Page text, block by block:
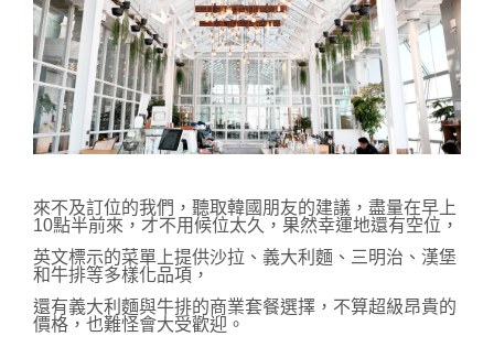
來不及訂位的我們，聽取韓國朋友的建議，盡量在早上
10點半前來，才不用候位太久，果然幸運地還有空位，
英文標示的菜單上提供沙拉、義大利麵、三明治、漢堡
和牛排等多樣化品項，
還有義大利麵與牛排的商業套餐選擇， 不算超級昂貴的
價格，也難怪會大受歡迎。